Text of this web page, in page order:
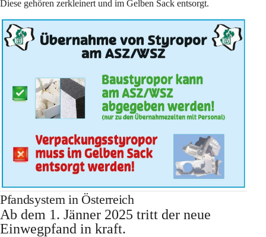
Diese gehören zerkleinert und im Gelben Sack entsorgt.
Pfandsystem in Österreich
Ab dem 1. Jänner 2025 tritt der neue
Einwegpfand in kraft.